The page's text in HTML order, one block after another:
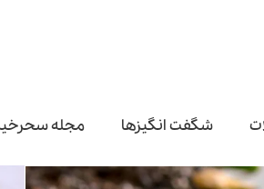
شگفت انگیز‌ها مجله